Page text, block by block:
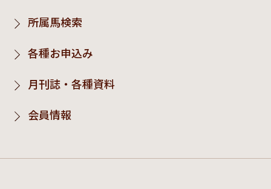
所属馬検索
各種お申込み
月刊誌・各種資料
会員情報